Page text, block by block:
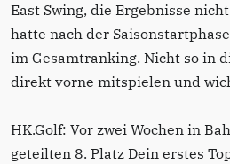
East Swing, die Ergebnisse
hatte nach der
im Gesamtranking. Nicht so in
direkt vorne mitspielen und
HK.Golf: Vor zwei Wochen in
geteilten 8. Platz Dein erstes